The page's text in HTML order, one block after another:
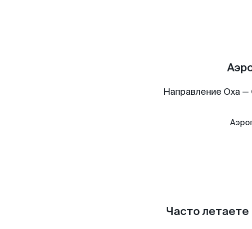
Направление Оха
Часто